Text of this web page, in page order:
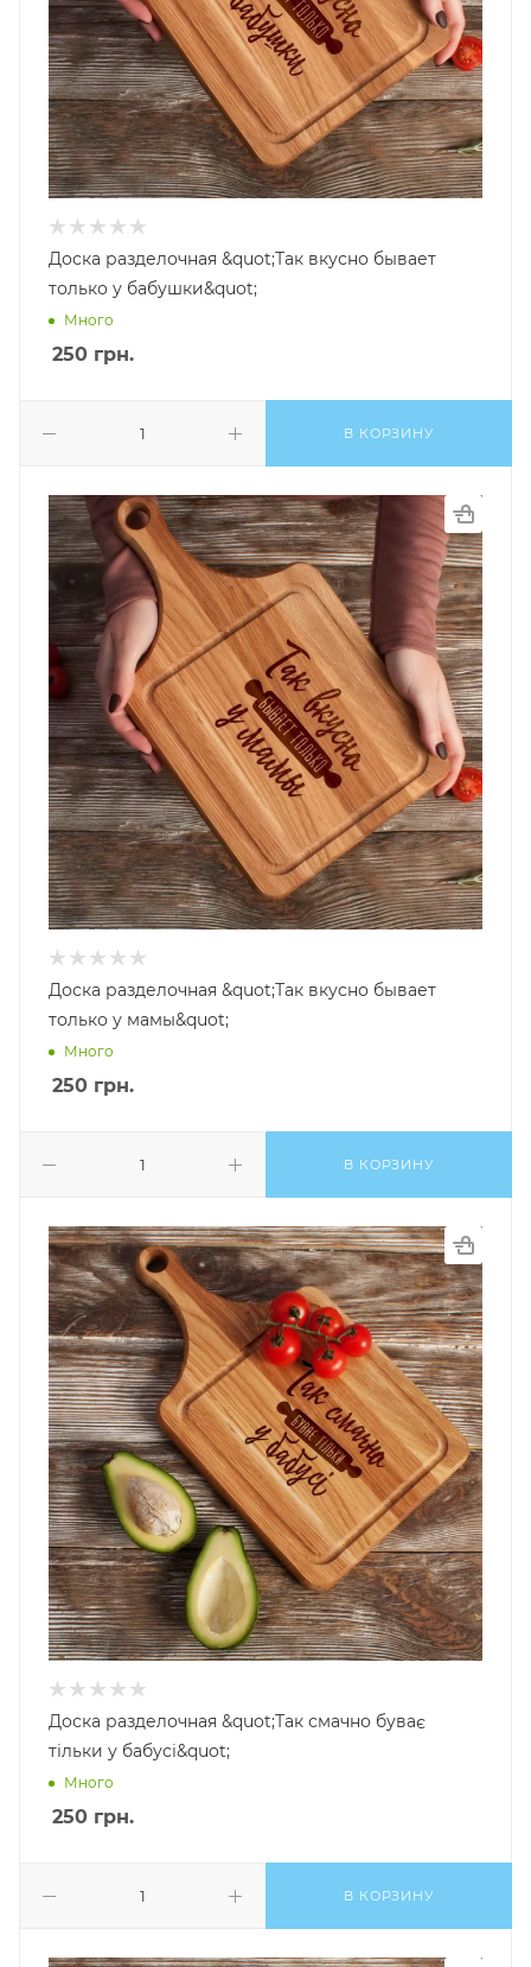
Доска разделочная &quot;Так вкусно бывает
только у бабушки&quot;
Много
250 грн.
В КОРЗИНУ
Доска разделочная &quot;Так вкусно бывает
только у мамы&quot;
Много
250 грн.
В КОРЗИНУ
Доска разделочная &quot;Так смачно буває
тільки у бабусі&quot;
Много
250 грн.
В КОРЗИНУ